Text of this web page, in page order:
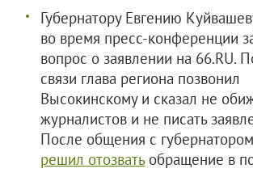
Губернатору Евгению
во время пресс-конференции
вопрос о заявлении на 66.RU.
связи глава региона позвонил
Высокинскому и сказал не
журналистов и не писать
После общения с
решил отозватьобращение в